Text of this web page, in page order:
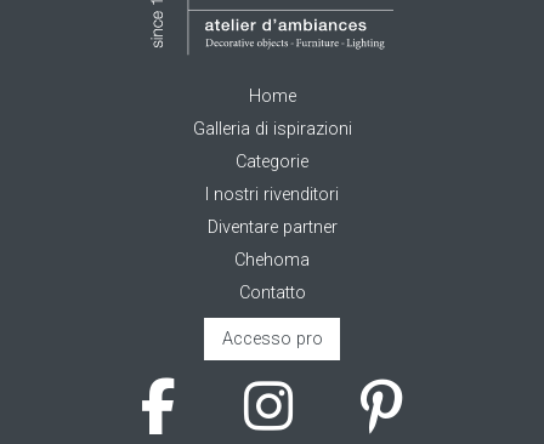
Home
Galleria di ispirazioni
Categorie
I nostri rivenditori
Diventare partner
Chehoma
Contatto
Accesso pro